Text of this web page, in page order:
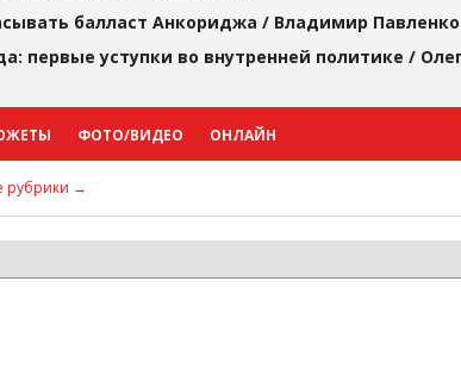
балласт Анкориджа / Владимир Павленко
первые уступки во внутренней политике /
ФОТО/ВИДЕО ОНЛАЙН
рубрики →